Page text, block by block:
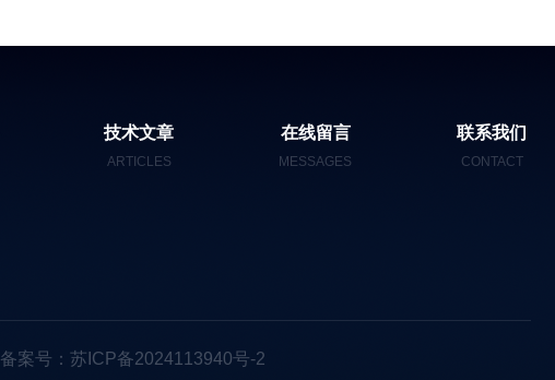
技术文章
ARTICLES
在线留言
MESSAGES
联系我们
CONTACT
备案号：苏ICP备2024113940号-2